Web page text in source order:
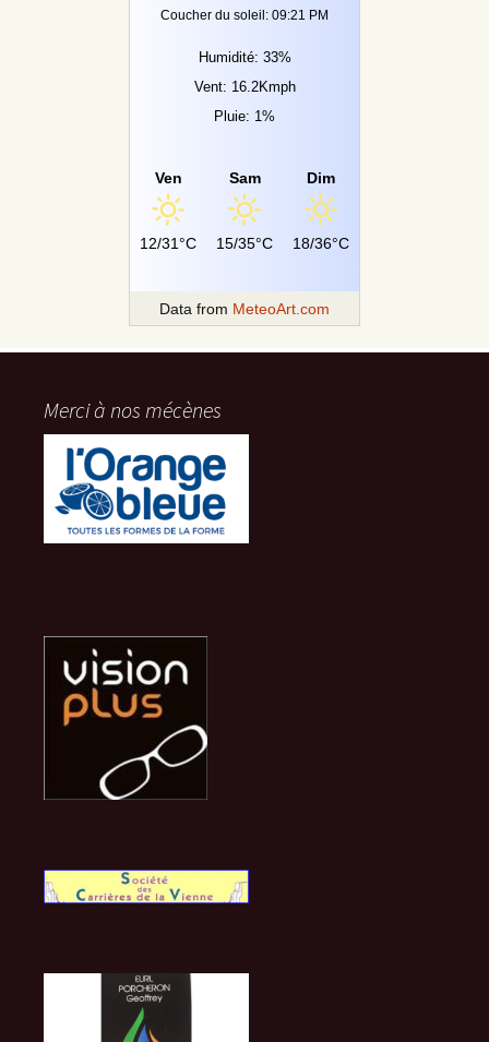
Coucher du soleil: 09:21 PM
Humidité: 33%
Vent: 16.2Kmph
Pluie: 1%
Ven
12/31°C
Sam
15/35°C
Dim
18/36°C
Data from MeteoArt.com
Merci à nos mécènes